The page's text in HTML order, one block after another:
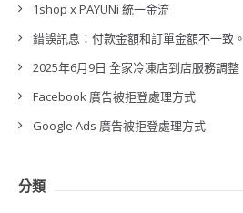
1shop x PAYUNi 統一金流
錯誤訊息：付款金額和訂單金額不一致。
2025年6月9日 全家冷凍店到店服務調整
Facebook 廣告被拒登處理方式
Google Ads 廣告被拒登處理方式
分類